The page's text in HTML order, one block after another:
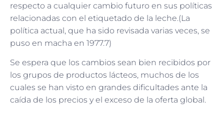
respecto a cualquier cambio futuro en sus políticas
relacionadas con el etiquetado de la leche.(La
política actual, que ha sido revisada varias veces, se
puso en macha en 1977.7)
Se espera que los cambios sean bien recibidos por
los grupos de productos lácteos, muchos de los
cuales se han visto en grandes dificultades ante la
caída de los precios y el exceso de la oferta global.